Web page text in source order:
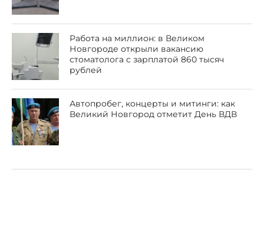
Работа на миллион: в Великом
Новгороде открыли вакансию
стоматолога с зарплатой 860 тысяч
рублей
Автопробег, концерты и митинги: как
Великий Новгород отметит День ВДВ